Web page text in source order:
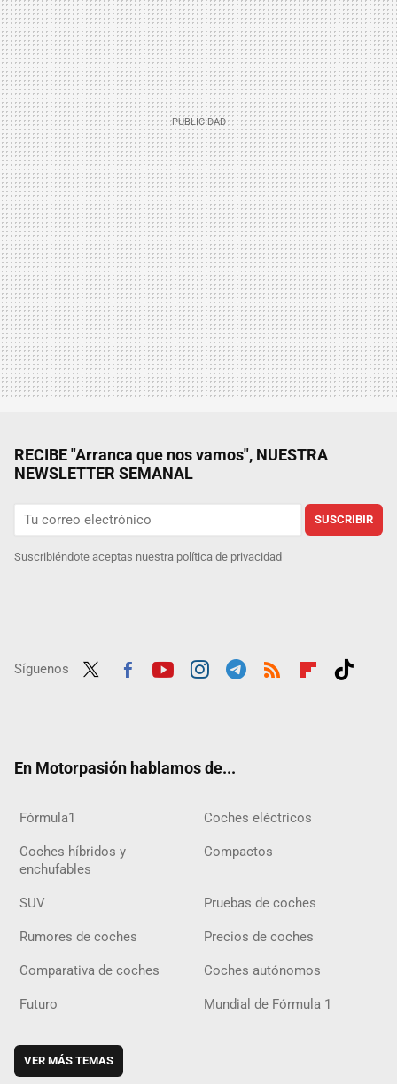
RECIBE "Arranca que nos vamos", NUESTRA
NEWSLETTER SEMANAL
SUSCRIBIR
Suscribiéndote aceptas nuestra política de privacidad
Síguenos
En Motorpasión hablamos de...
Fórmula1 Coches eléctricos
Coches híbridos y
enchufables
Compactos
SUV Pruebas de coches
Rumores de coches Precios de coches
Comparativa de coches Coches autónomos
Futuro Mundial de Fórmula 1
VER MÁS TEMAS